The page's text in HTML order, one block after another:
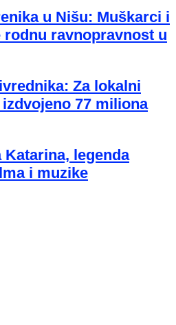
u Nišu: Muškarci i
ravnopravnost u
Za lokalni
77 miliona
legenda
i muzike